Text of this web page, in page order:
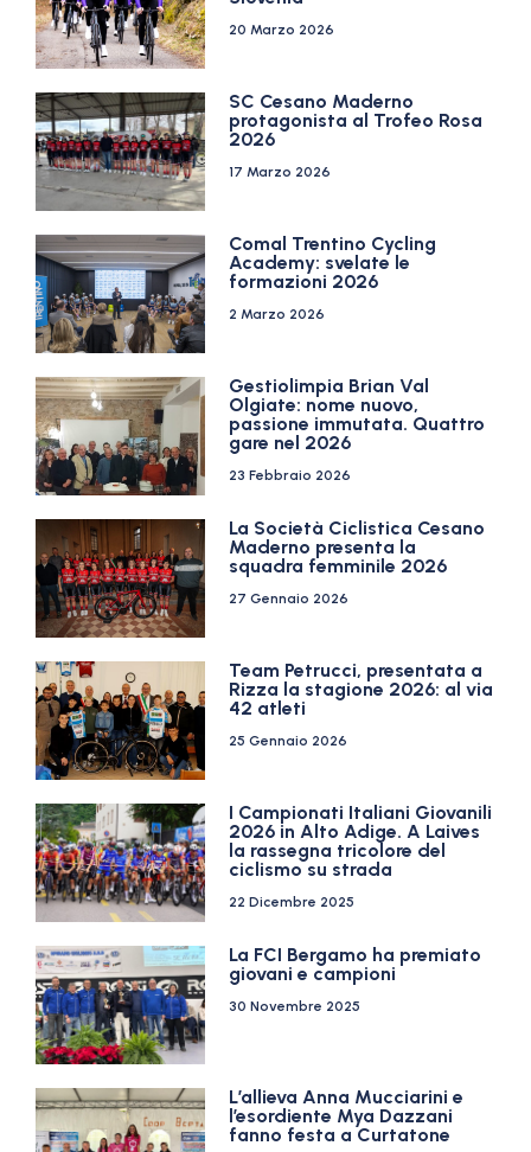
20 Marzo 2026
SC Cesano Maderno
protagonista al Trofeo Rosa
2026
17 Marzo 2026
Comal Trentino Cycling
Academy: svelate le
formazioni 2026
2 Marzo 2026
Gestiolimpia Brian Val
Olgiate: nome nuovo,
passione immutata. Quattro
gare nel 2026
23 Febbraio 2026
La Società Ciclistica Cesano
Maderno presenta la
squadra femminile 2026
27 Gennaio 2026
Team Petrucci, presentata a
Rizza la stagione 2026: al via
42 atleti
25 Gennaio 2026
I Campionati Italiani Giovanili
2026 in Alto Adige. A Laives
la rassegna tricolore del
ciclismo su strada
22 Dicembre 2025
La FCI Bergamo ha premiato
giovani e campioni
30 Novembre 2025
L’allieva Anna Mucciarini e
l’esordiente Mya Dazzani
fanno festa a Curtatone